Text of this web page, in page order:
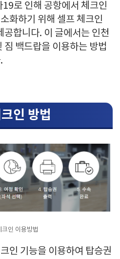
로 인해 공항에서 체크인
화하기 위해 셀프 체크인
공합니다. 이 글에서는 인천
짐 백드랍을 이용하는 방법
인 방법
크인 이용방법
인 기능을 이용하여 탑승권